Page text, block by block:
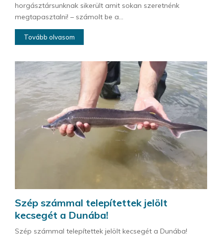
horgásztársunknak sikerült amit sokan szeretnénk
megtapasztalni! – számolt be a...
Tovább olvasom
Szép számmal telepítettek jelölt
kecsegét a Dunába!
Szép számmal telepítettek jelölt kecsegét a Dunába!